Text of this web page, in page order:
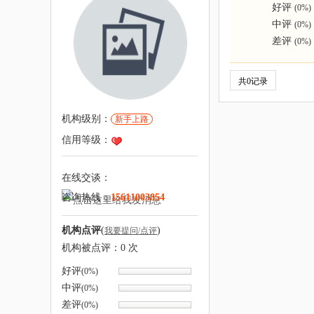
机构级别： 新手上路
信用等级：
在线交谈：
咨询热线：15611003854
机构点评(我要提问/点评)
机构被点评： 0 次
好评(0%)
中评(0%)
差评(0%)
好评 (0%)
中评 (0%)
差评 (0%)
共0记录